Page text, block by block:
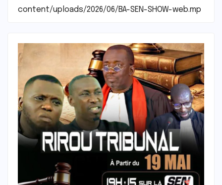
content/uploads/2026/06/BA-SEN-SHOW-web.mp